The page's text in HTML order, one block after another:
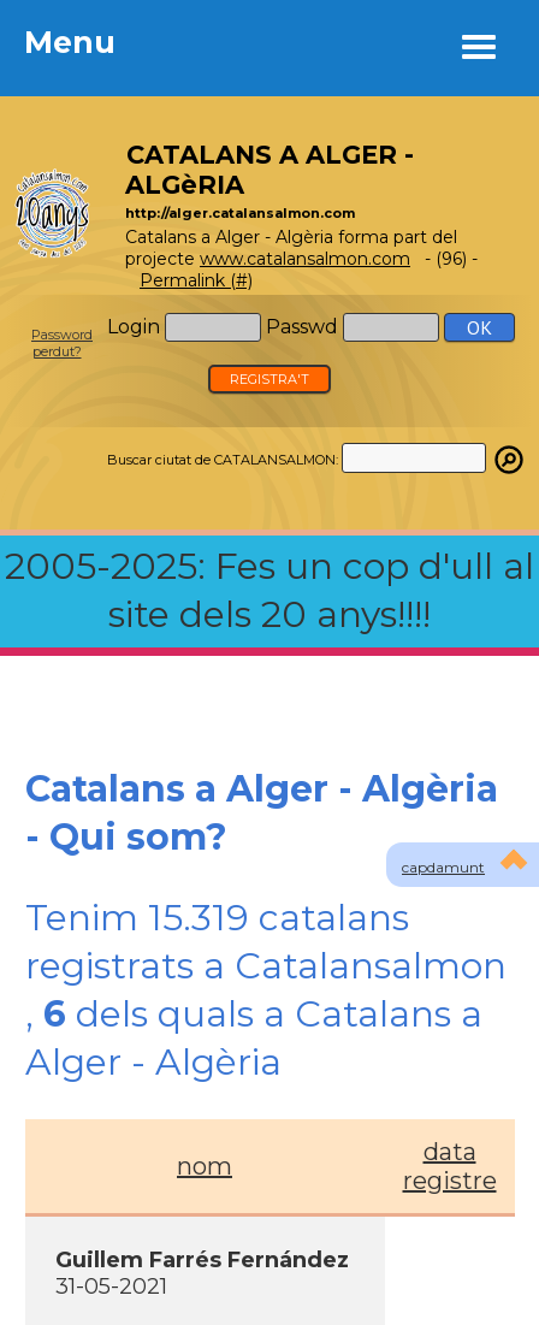
Menu
CATALANS A ALGER -
ALGèRIA
http://alger.catalansalmon.com
Catalans a Alger - Algèria forma part del
projecte www.catalansalmon.com - (96) -
Permalink (#)
Login Passwd
Password
perdut?
REGISTRA'T
Buscar ciutat de CATALANSALMON:
2005-2025: Fes un cop d'ull al
site dels 20 anys!!!!
Menu
capdamunt
Catalans a Alger - Algèria
- Qui som?
Tenim 15.319 catalans
registrats a Catalansalmon
, 6 dels quals a Catalans a
Alger - Algèria
nom
data
registre
Guillem Farrés Fernández
31-05-2021